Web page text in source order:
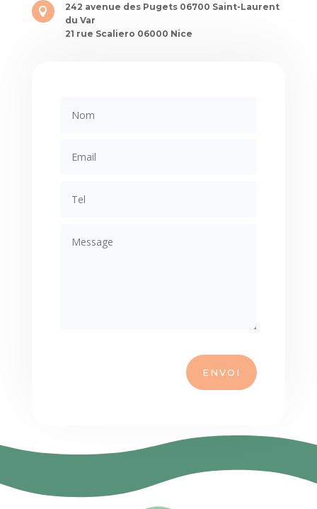

242 avenue des Pugets 06700 Saint-Laurent
du Var
21 rue Scaliero 06000 Nice
ENVOI